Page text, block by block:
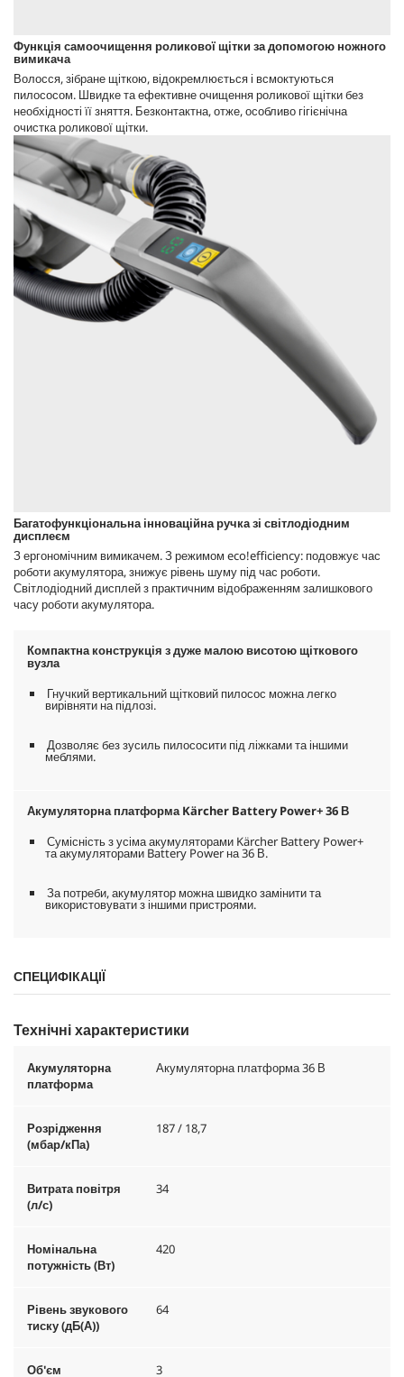
Функція самоочищення роликової щітки за допомогою ножного
вимикача
Волосся, зібране щіткою, відокремлюється і всмоктуються
пилососом. Швидке та ефективне очищення роликової щітки без
необхідності її зняття. Безконтактна, отже, особливо гігієнічна
очистка роликової щітки.
Багатофункціональна інноваційна ручка зі світлодіодним
дисплеєм
З ергономічним вимикачем. З режимом eco!efficiency: подовжує час
роботи акумулятора, знижує рівень шуму під час роботи.
Світлодіодний дисплей з практичним відображенням залишкового
часу роботи акумулятора.
Компактна конструкція з дуже малою висотою щіткового
вузла
Гнучкий вертикальний щітковий пилосос можна легко
вирівняти на підлозі.
Дозволяє без зусиль пилососити під ліжками та іншими
меблями.
Акумуляторна платформа Kärcher Battery Power+ 36 В
Сумісність з усіма акумуляторами Kärcher Battery Power+
та акумуляторами Battery Power на 36 В.
За потреби, акумулятор можна швидко замінити та
використовувати з іншими пристроями.
СПЕЦИФІКАЦІЇ
Технічні характеристики
Акумуляторна
платформа
Акумуляторна платформа 36 В
Розрідження
(мбар/кПа)
187 / 18,7
Витрата повітря
(л/с)
34
Номінальна
потужність (Вт)
420
Рівень звукового
тиску (дБ(А))
64
Об'єм
3